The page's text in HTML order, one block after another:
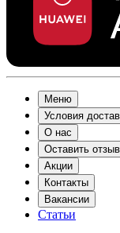
Меню
Условия
О нас
Оставить отзыв
Акции
Контакты
Вакансии
Статьи